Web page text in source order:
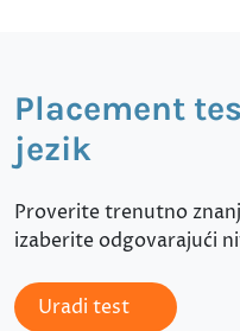
Placement
jezik
Proverite trenutno
izaberite odgovarajući
Uradi test